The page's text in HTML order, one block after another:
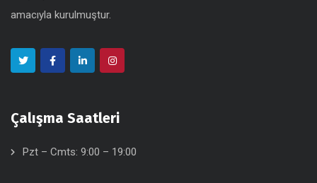
amacıyla kurulmuştur.
Çalışma Saatleri
Pzt – Cmts: 9:00 – 19:00